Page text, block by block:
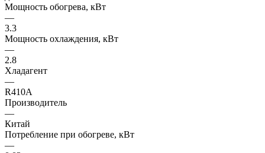
Мощность обогрева, кВт
—
3.3
Мощность охлаждения, кВт
—
2.8
Хладагент
—
R410A
Производитель
—
Китай
Потребление при обогреве, кВт
—